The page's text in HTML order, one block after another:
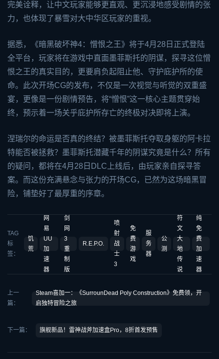
完美诠释，让中文玩家能够更直观、更沉浸地感受剧情的张
力，也体现了暴雪对大中华区玩家的重视。
据悉，《暗黑破坏神4：憎恨之王》将于4月28日正式登陆
全平台，玩家将在游戏中直面墨菲斯托的阴谋，探寻这位憎
恨之王的真实目的，更要肩负起阻止他、守护庇护所的使
命。此次开场CG的发布，不仅是一次视觉与听觉的双重盛
宴，更像是一份剧情预告，将“憎恨”这一核心主题贯穿始
终，预示着一场关乎庇护所存亡的终极对决即将上演。
涅瑞尔的命运是否真的终结？被墨菲斯托夺取身躯的阿卡拉
特能否被拯救？墨菲斯托潜藏千年的阴谋究竟是什么？所有
的疑问，都将在4月28日DLC上线后，由玩家亲自探寻答
案。而这份充满悬念与张力的开场CG，已然为这场暗黑冒
险，铺垫好了最厚重的序章。
TAG
标
签：
饥
荒
网
易
UU
加
速
器
剑
网
3
重
制
版
R.E.P.O.
喷
射
战
士
3
免
费
游
戏
服
务
器
公
测
符
文
大
地
传
说
纯
免
费
加
速
器
上一
篇：
Steam喜加一：《SurrounDead Poly Construction》免费领，开
启独特冒险之旅
下一篇： 旗舰新品！雷神战斧加速盒Pro，8折首发预售